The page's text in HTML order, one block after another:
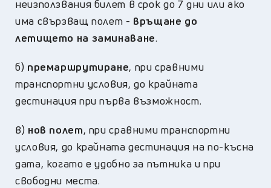
неизползвания билет в срок до 7 дни или ако
има свързващ полет - връщане до
летището на заминаване.
б) премаршрутиране, при сравними
транспортни условия, до крайната
дестинация при първа възможност.
в) нов полет, при сравними транспортни
условия, до крайната дестинация на по-късна
дата, когато е удобно за пътника и при
свободни места.